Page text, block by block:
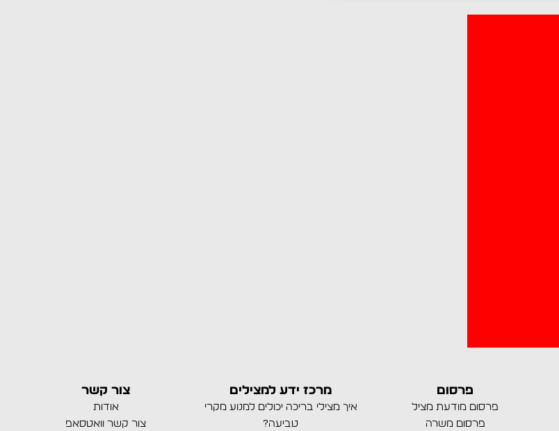
פרסום
פרסום מודעת מציל
פרסום משרה
מרכז ידע למצילים
איך מצילי בריכה יכולים למנוע מקרי
טביעה?
צור קשר
אודות
צור קשר וואטסאפ